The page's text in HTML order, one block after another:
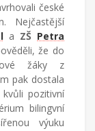
české
Nejčastější
a ZŠ Petra
že do
žáky z
pak dostala
pozitivní
bilingvní
výuku